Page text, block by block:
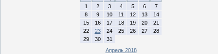
1
2 3 4 5 6
7
8
9 10 11 12 13
14
15
16 17 18 19 20
21
22
23 24 25 26 27
28
29
30
31
Апрель 2018